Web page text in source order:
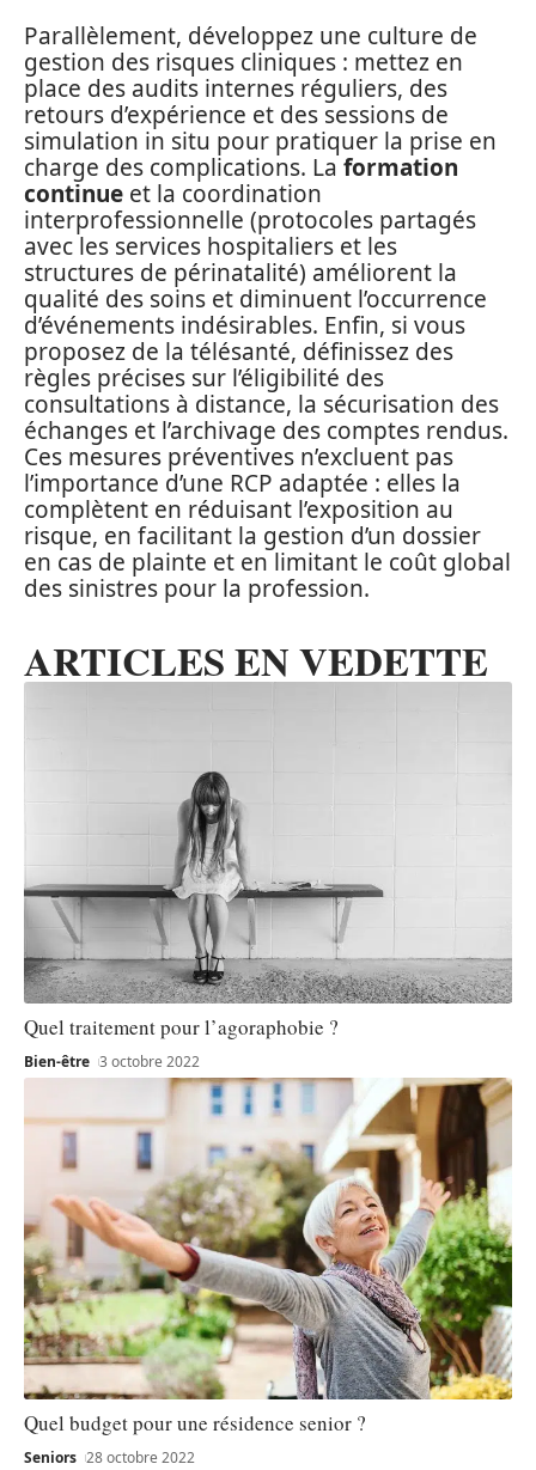
Parallèlement, développez une culture de
gestion des risques cliniques : mettez en
place des audits internes réguliers, des
retours d’expérience et des sessions de
simulation in situ pour pratiquer la prise en
charge des complications. La formation
continue et la coordination
interprofessionnelle (protocoles partagés
avec les services hospitaliers et les
structures de périnatalité) améliorent la
qualité des soins et diminuent l’occurrence
d’événements indésirables. Enfin, si vous
proposez de la télésanté, définissez des
règles précises sur l’éligibilité des
consultations à distance, la sécurisation des
échanges et l’archivage des comptes rendus.
Ces mesures préventives n’excluent pas
l’importance d’une RCP adaptée : elles la
complètent en réduisant l’exposition au
risque, en facilitant la gestion d’un dossier
en cas de plainte et en limitant le coût global
des sinistres pour la profession.
ARTICLES EN VEDETTE
Quel traitement pour l’agoraphobie ?
Bien-être 3 octobre 2022
Quel budget pour une résidence senior ?
Seniors 28 octobre 2022